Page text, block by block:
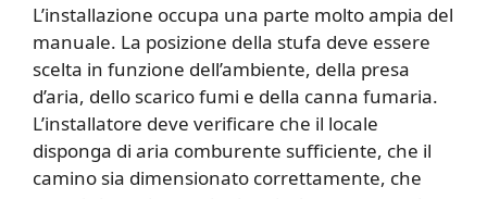
L’installazione occupa una parte molto ampia del
manuale. La posizione della stufa deve essere
scelta in funzione dell’ambiente, della presa
d’aria, dello scarico fumi e della canna fumaria.
L’installatore deve verificare che il locale
disponga di aria comburente sufficiente, che il
camino sia dimensionato correttamente, che